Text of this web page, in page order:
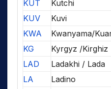
KUT
Kutchi
KUV
Kuvi
KWA
Kwanyama/
KG
Kyrgyz /Kirghiz
LAD
Ladakhi / Lada
LA
Ladino